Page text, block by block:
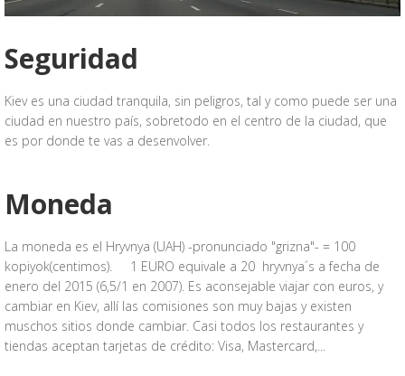
Seguridad
Kiev es una ciudad tranquila, sin peligros, tal y como puede ser una
ciudad en nuestro país, sobretodo en el centro de la ciudad, que
es por donde te vas a desenvolver.
Moneda
La moneda es el Hryvnya (UAH) -pronunciado "grizna"- = 100
kopiyok(centimos). 1 EURO equivale a 20 hryvnya´s a fecha de
enero del 2015 (6,5/1 en 2007). Es aconsejable viajar con euros, y
cambiar en Kiev, allí las comisiones son muy bajas y existen
muschos sitios donde cambiar. Casi todos los restaurantes y
tiendas aceptan tarjetas de crédito: Visa, Mastercard,...